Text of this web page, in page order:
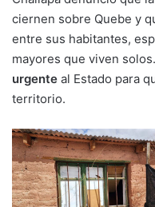
ciernen sobre Quebe y
entre sus habitantes,
mayores que viven
urgente al Estado para
territorio.